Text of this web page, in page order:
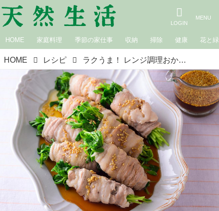
HOME 家庭料理 季節の家仕事 収納 掃除 健康 花と緑
HOME レシピ ラクうま！ レンジ調理おかず。「豆苗豚巻き」のつくり方